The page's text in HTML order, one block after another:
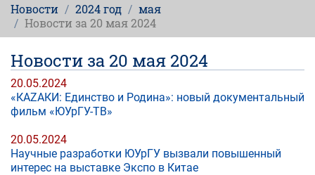
Новости 2024 год
мая
Новости за 20 мая 2024
Новости за 20 мая 2024
20.05.2024
«КАZАКИ: Единство и Родина»: новый документальный
фильм «ЮУрГУ-ТВ»
20.05.2024
Научные разработки ЮУрГУ вызвали повышенный
интерес на выставке Экспо в Китае